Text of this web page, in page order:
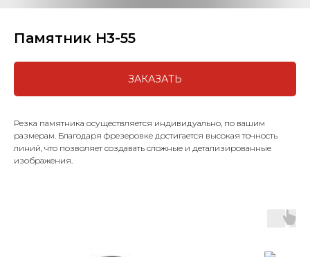
Памятник H3-55
ЗАКАЗАТЬ
Резка памятника осуществляется индивидуально, по вашим
размерам. Благодаря фрезеровке достигается высокая точность
линий, что позволяет создавать сложные и детализированные
изображения.